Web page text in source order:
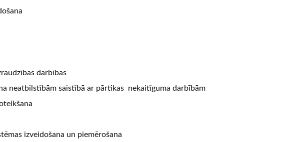
darbības
neatbilstībām saistībā ar pārtikas nekaitīguma darbībām
izveidošana un piemērošana